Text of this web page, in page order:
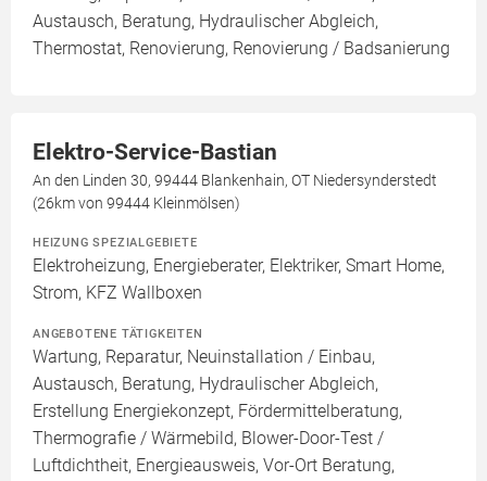
Austausch, Beratung, Hydraulischer Abgleich,
Thermostat, Renovierung, Renovierung / Badsanierung
Elektro-Service-Bastian
An den Linden 30, 99444 Blankenhain, OT Niedersynderstedt
(26km von 99444 Kleinmölsen)
HEIZUNG SPEZIALGEBIETE
Elektroheizung, Energieberater, Elektriker, Smart Home,
Strom, KFZ Wallboxen
ANGEBOTENE TÄTIGKEITEN
Wartung, Reparatur, Neuinstallation / Einbau,
Austausch, Beratung, Hydraulischer Abgleich,
Erstellung Energiekonzept, Fördermittelberatung,
Thermografie / Wärmebild, Blower-Door-Test /
Luftdichtheit, Energieausweis, Vor-Ort Beratung,